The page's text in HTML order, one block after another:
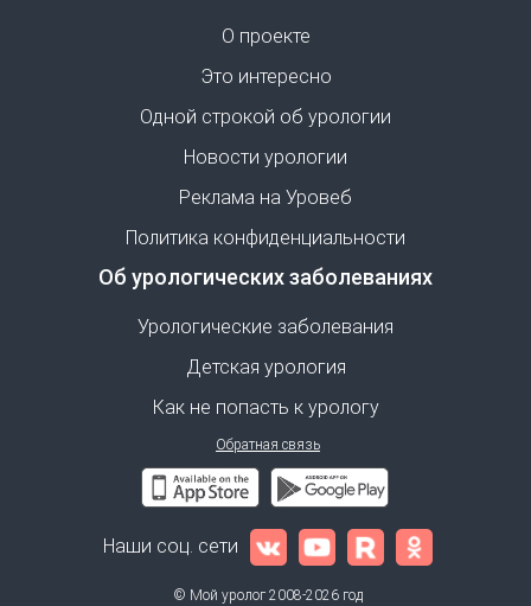
О проекте
Это интересно
Одной строкой об урологии
Новости урологии
Реклама на Уровеб
Политика конфиденциальности
Об урологических заболеваниях
Урологические заболевания
Детская урология
Как не попасть к урологу
Обратная связь
Наши соц. сети
© Мой уролог 2008-2026 год